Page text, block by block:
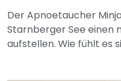
Der Apnoetaucher
Starnberger See einen
aufstellen. Wie fühlt es